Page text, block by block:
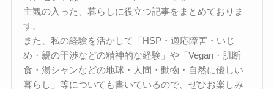
主観の入った、暮らしに役立つ記事をまとめておりま
す。
また、私の経験を活かして「HSP・適応障害・いじ
め・親の干渉などの精神的な経験」や「Vegan・肌断
食・湯シャンなどの地球・人間・動物・自然に優しい
暮らし」等についても書いているので、ぜひお楽しみ